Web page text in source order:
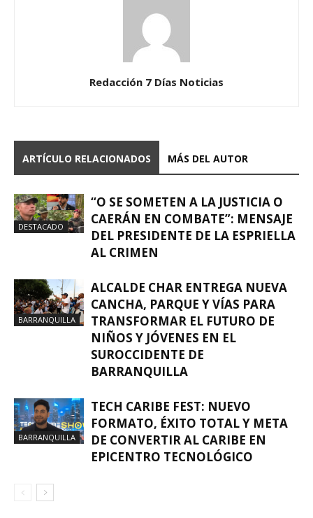
Redacción 7 Días Noticias
ARTÍCULO RELACIONADOS MÁS DEL AUTOR
DESTACADO
“O SE SOMETEN A LA JUSTICIA O
CAERÁN EN COMBATE”: MENSAJE
DEL PRESIDENTE DE LA ESPRIELLA
AL CRIMEN
BARRANQUILLA
ALCALDE CHAR ENTREGA NUEVA
CANCHA, PARQUE Y VÍAS PARA
TRANSFORMAR EL FUTURO DE
NIÑOS Y JÓVENES EN EL
SUROCCIDENTE DE
BARRANQUILLA
BARRANQUILLA
TECH CARIBE FEST: NUEVO
FORMATO, ÉXITO TOTAL Y META
DE CONVERTIR AL CARIBE EN
EPICENTRO TECNOLÓGICO